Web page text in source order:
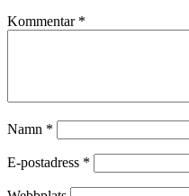
Kommentar *
Namn *
E-postadress *